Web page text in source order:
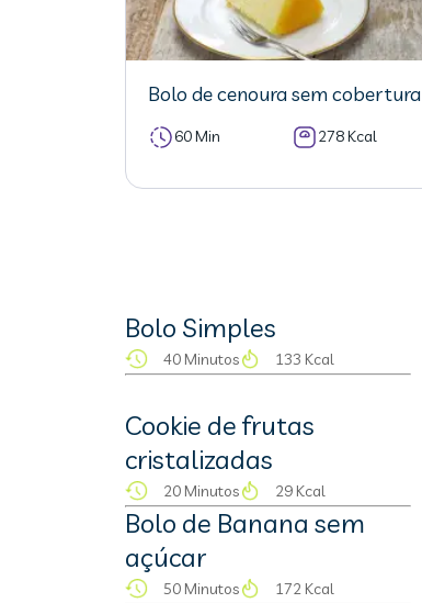
Bolo de cenoura sem cobertura
60 Min 278 Kcal
Bolo Simples
40 Minutos 133 Kcal
Cookie de frutas
cristalizadas
20 Minutos 29 Kcal
Bolo de Banana sem
açúcar
50 Minutos 172 Kcal